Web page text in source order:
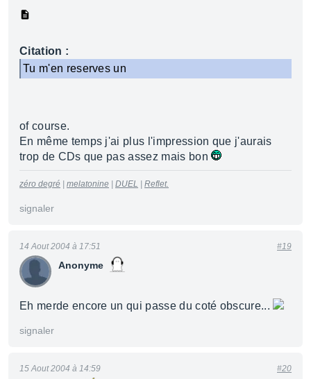
Citation :
Tu m'en reserves un
of course.
En même temps j'ai plus l'impression que j'aurais
trop de CDs que pas assez mais bon
zéro degré melatonine DUEL Reflet.
signaler
Anonyme
14 Aout 2004 à 17:51 #19
Eh merde encore un qui passe du coté obscure...
signaler
15 Aout 2004 à 14:59 #20